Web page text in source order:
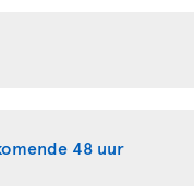
48 uur